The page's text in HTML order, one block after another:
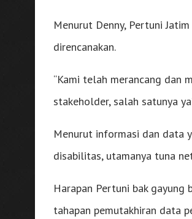
Menurut Denny, Pertuni
direncanakan.
“Kami telah merancang dan
stakeholder, salah satunya
Menurut informasi dan data
disabilitas, utamanya tuna
Harapan Pertuni bak gayung
tahapan pemutakhiran data